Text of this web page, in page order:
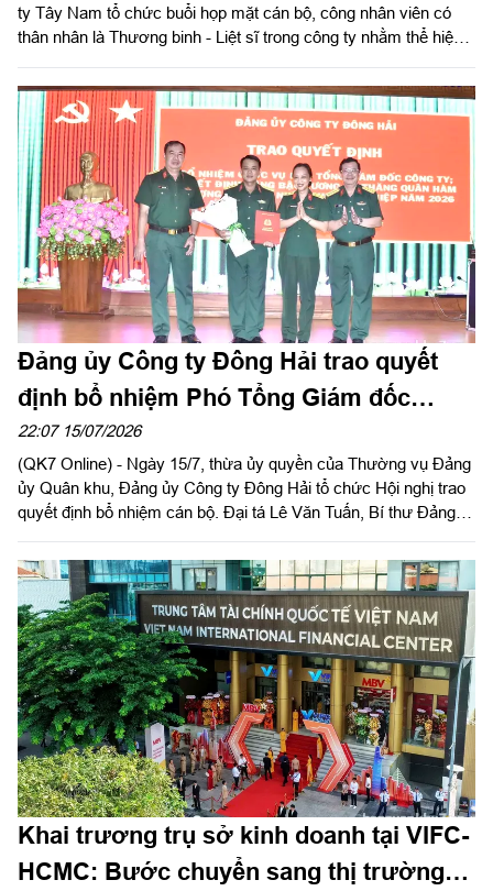
ty Tây Nam tổ chức buổi họp mặt cán bộ, công nhân viên có
thân nhân là Thương binh - Liệt sĩ trong công ty nhằm thể hiện
thương binh, bệnh binh nhân kỷ niệm 79 năm ngày Thương
binh - Liệt sĩ (27/7/1947 – 27/7/2026).
Đảng ủy Công ty Đông Hải trao quyết
định bổ nhiệm Phó Tổng Giám đốc
Công ty
22:07 15/07/2026
(QK7 Online) - Ngày 15/7, thừa ủy quyền của Thường vụ Đảng
ủy Quân khu, Đảng ủy Công ty Đông Hải tổ chức Hội nghị trao
quyết định bổ nhiệm cán bộ. Đại tá Lê Văn Tuấn, Bí thư Đảng
Khai trương trụ sở kinh doanh tại VIFC-
HCMC: Bước chuyển sang thị trường